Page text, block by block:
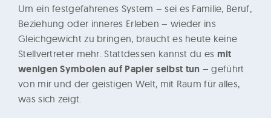
i
n
n
e
r
u
Um ein festgefahrenes System – sei es Familie, Beruf,
Beziehung oder inneres Erleben – wieder ins
Gleichgewicht zu bringen, braucht es heute keine
Stellvertreter mehr. Stattdessen kannst du es mit
wenigen Symbolen auf Papier selbst tun – geführt
von mir und der geistigen Welt, mit Raum für alles,
was sich zeigt.